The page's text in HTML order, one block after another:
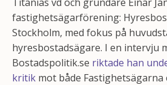
fastighetsägarförening:
Stockholm, med fokus på
hyresbostadsägare. I en intervju
Bostadspolitik.se riktade han
kritik mot både Fastighetsägarna